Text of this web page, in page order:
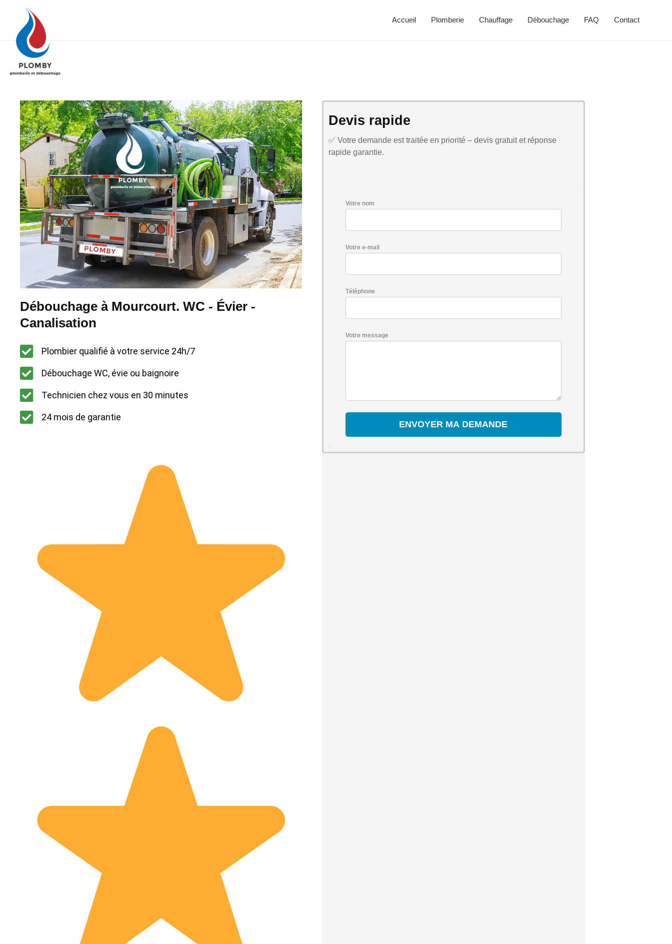
Accueil Plomberie Chauffage Débouchage FAQ Contact
Débouchage à Mourcourt. WC - Évier -
Canalisation
Plombier qualifié à votre service 24h/7
Débouchage WC, évie ou baignoire
Technicien chez vous en 30 minutes
24 mois de garantie
Devis rapide
✅ Votre demande est traitée en priorité – devis gratuit et réponse
rapide garantie.
Votre nom
Votre e-mail
Téléphone
Votre message